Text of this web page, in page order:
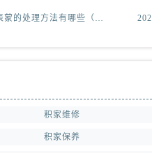
积家手表更换表蒙的处理方法有哪些（积家更换表蒙处理方法是什么）
积家维修
积家保养